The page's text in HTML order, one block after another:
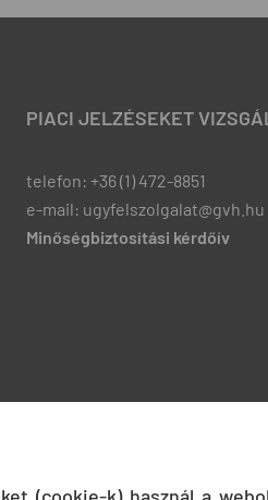
PIACI JELZÉSEKET
telefon: +36 (1) 472-8851
e-mail: ugyfelszolgalat@gvh.hu
Minőségbiztosítási kérdőív